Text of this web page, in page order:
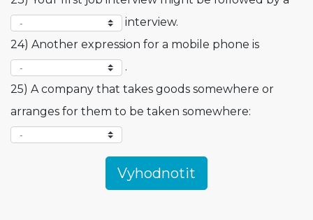
interview.
24) Another expression for a mobile phone is
.
25) A company that takes goods somewhere or
arranges for them to be taken somewhere: